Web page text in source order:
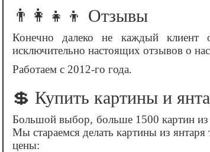
👨‍👩‍👧‍👦 Отзывы
Конечно далеко не каждый клиент
исключительно настоящих отзывов о
Работаем с 2012-го года.
💲 Купить картины и
Большой выбор, больше 1500 картин из
Мы стараемся делать картины из
цены: